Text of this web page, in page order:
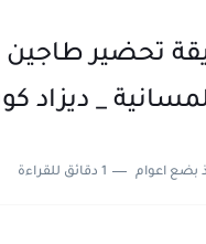
تحضير طاجين
_ ديزاد
بضع اعوام 1 دقائق للقراءة